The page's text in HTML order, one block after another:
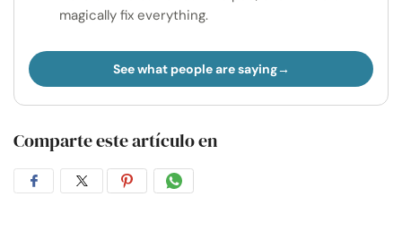
magically fix everything.
See what people are saying
Comparte este artículo en
CompartirCompartirCompartirCompartir